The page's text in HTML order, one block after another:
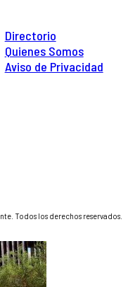
Directorio
Quienes Somos
Aviso de Privacidad
Todos los derechos reservados.